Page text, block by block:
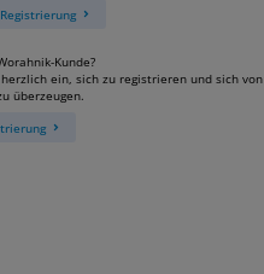
Kunde?
ein, sich zu registrieren und sich von
überzeugen.